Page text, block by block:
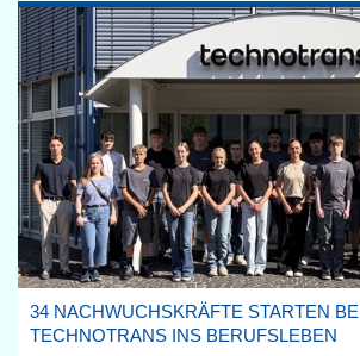
34 NACHWUCHSKRÄFTE STARTEN
TECHNOTRANS INS BERUFSLEBEN